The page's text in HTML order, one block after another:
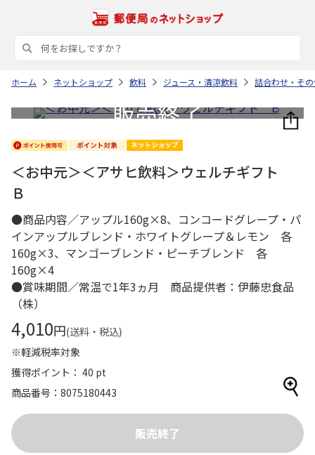
ホーム ネットショップ 飲料 ジュース・清涼飲料 詰合わせ・そ
＜お中元＞＜アサヒ飲料＞ウェルチギフト
Ｂ
●商品内容／アップル160g×8、コンコードグレープ・パ
インアップルブレンド・ホワイトグレープ＆レモン 各
160g×3、マンゴーブレンド・ピーチブレンド 各
160g×4
●賞味期間／常温で1年3ヵ月 商品提供者：伊藤忠食品
（株）
4,010円(送料・税込)
※軽減税率対象
獲得ポイント： 40 pt
商品番号
8075180443